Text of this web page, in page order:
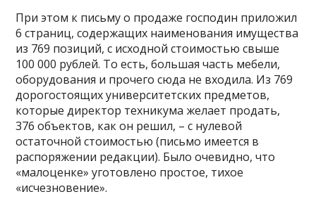
При этом к письму о продаже господин приложил
6 страниц, содержащих наименования имущества
из 769 позиций, с исходной стоимостью свыше
100 000 рублей. То есть, большая часть мебели,
оборудования и прочего сюда не входила. Из 769
дорогостоящих университетских предметов,
которые директор техникума желает продать,
376 объектов, как он решил, – с нулевой
остаточной стоимостью (письмо имеется в
распоряжении редакции). Было очевидно, что
«малоценке» уготовлено простое, тихое
«исчезновение».